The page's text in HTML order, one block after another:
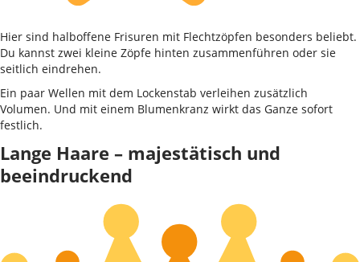
Hier sind halboffene Frisuren mit Flechtzöpfen besonders beliebt.
Du kannst zwei kleine Zöpfe hinten zusammenführen oder sie
seitlich eindrehen.
Ein paar Wellen mit dem Lockenstab verleihen zusätzlich
Volumen. Und mit einem Blumenkranz wirkt das Ganze sofort
festlich.
Lange Haare – majestätisch und
beeindruckend